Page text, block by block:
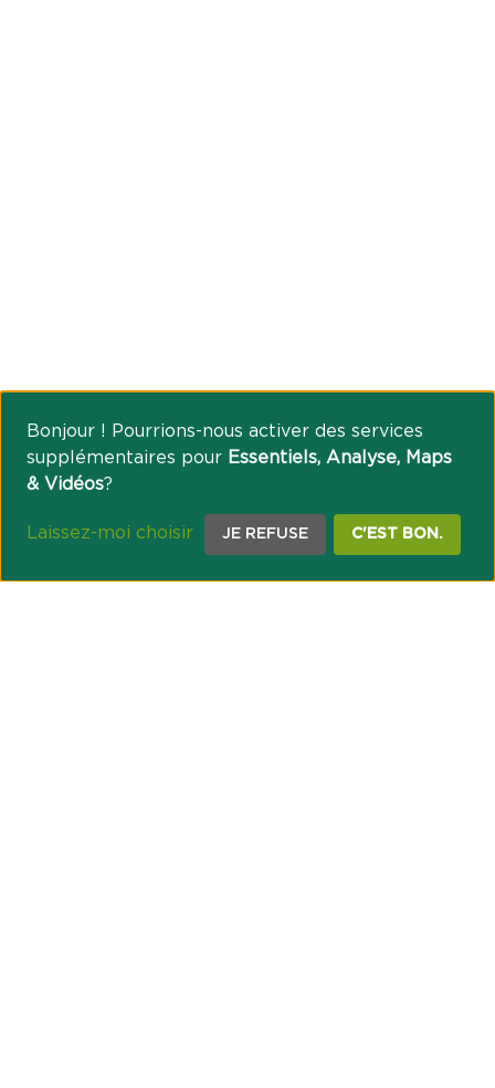
Bonjour ! Pourrions-nous activer des services
supplémentaires pour Essentiels, Analyse, Maps
& Vidéos?
Laissez-moi choisir JE REFUSE C'EST BON.